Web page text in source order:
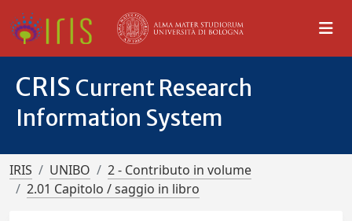
CRIS Current Research
Information System
IRIS UNIBO
2 - Contributo in volume
2.01 Capitolo / saggio in libro